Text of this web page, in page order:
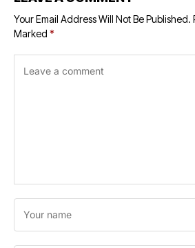
Your Email Address Will Not Be Published.
Marked *